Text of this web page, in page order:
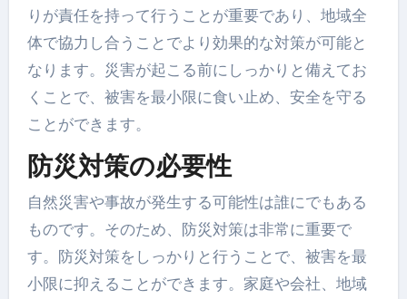
りが責任を持って行うことが重要であり、地域全
体で協力し合うことでより効果的な対策が可能と
なります。災害が起こる前にしっかりと備えてお
くことで、被害を最小限に食い止め、安全を守る
ことができます。
防災対策の必要性
自然災害や事故が発生する可能性は誰にでもある
ものです。そのため、防災対策は非常に重要で
す。防災対策をしっかりと行うことで、被害を最
小限に抑えることができます。家庭や会社、地域